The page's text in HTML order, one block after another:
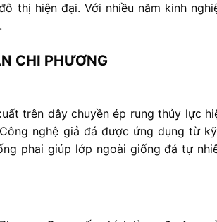
thị hiện đại. Với nhiều năm kinh
CHI PHƯƠNG
trên dây chuyềnép rungthủy lực
Công nghệ giả đá được ứng dụng từ
phaigiúp lớp ngoài giốngđátự